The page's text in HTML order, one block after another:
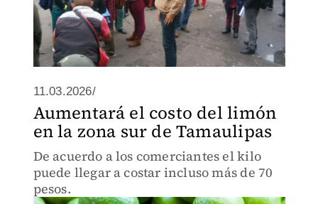
11.03.2026/
Aumentará el costo del limón
en la zona sur de Tamaulipas
De acuerdo a los comerciantes el kilo
puede llegar a costar incluso más de 70
pesos.